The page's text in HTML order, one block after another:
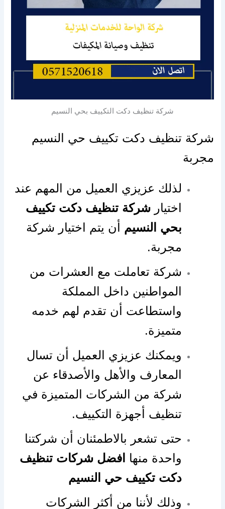
شركة تنظيف دكت التكييف بحي النسيم
شركة تنظيف دكت تكييف حي النسيم
مجربة
لذلك عزيزي العميل من المهم عند
اختيارشركة تنظيف دكت تكييف
بحي النسيم أن يتم اختيار شركة
مجربة.
شركة تعاملت مع العشرات من
المواطنين داخل المملكة
واستطاعت أن تقدم لهم خدمه
متميزة.
ويمكنك عزيزي العميل أن تسال
المعارف والأهل والأصدقاء عن
شركة من الشركات المتميزة في
تنظيف أجهزة التكييف.
حتى تشعر بالاطمئنان أن شركتنا
واحدة منها افضل شركات تنظيف
دكت تكييف حي النسيم
وذلك لأننا من أكثر الشركات